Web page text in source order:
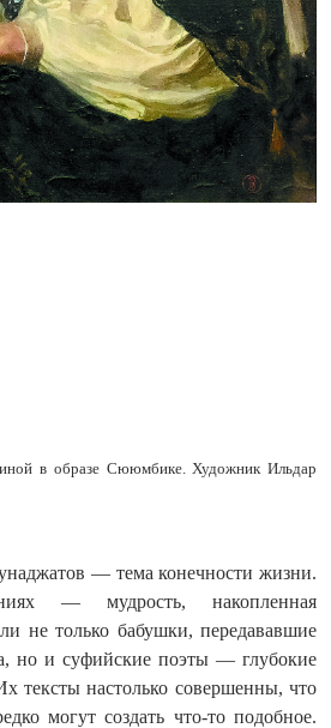
в образе Сююмбике. Художник Ильдар
— тема конечности жизни.
— мудрость, накопленная
не только бабушки, передававшие
но и суфийские поэты — глубокие
тексты настолько совершенны, что
могут создать что‑то подобное.